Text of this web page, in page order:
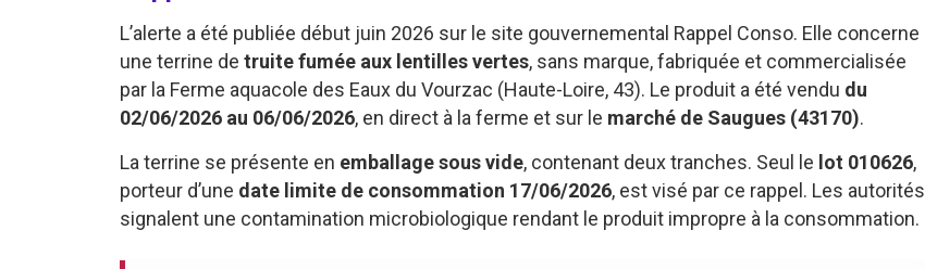
L’alerte a été publiée début juin 2026 sur le site gouvernemental Rappel Conso. Elle concerne
une terrine de truite fumée aux lentilles vertes, sans marque, fabriquée et commercialisée
par la Ferme aquacole des Eaux du Vourzac (Haute-Loire, 43). Le produit a été vendu du
02/06/2026 au 06/06/2026, en direct à la ferme et sur le marché de Saugues (43170).
La terrine se présente en emballage sous vide, contenant deux tranches. Seul le lot 010626,
porteur d’une date limite de consommation 17/06/2026, est visé par ce rappel. Les autorités
signalent une contamination microbiologique rendant le produit impropre à la consommation.